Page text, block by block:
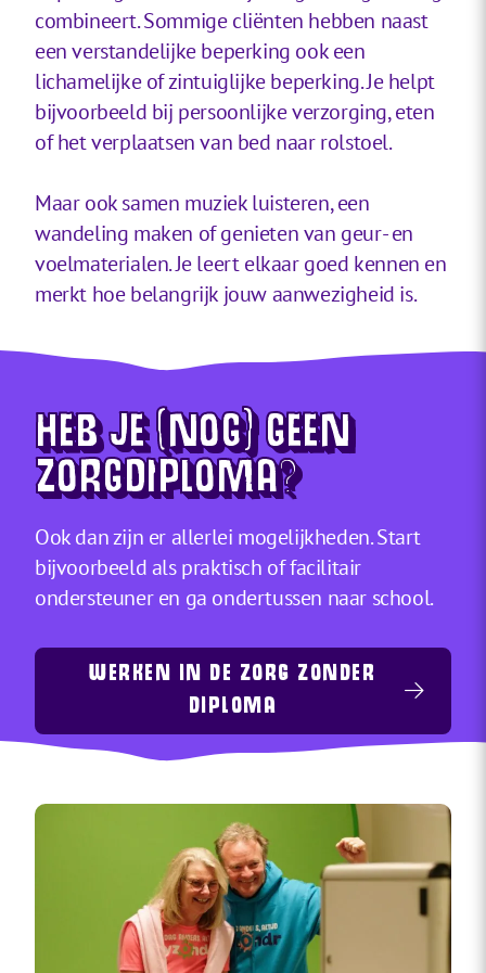
combineert. Sommige cliënten hebben naast
een verstandelijke beperking ook een
lichamelijke of zintuiglijke beperking. Je helpt
bijvoorbeeld bij persoonlijke verzorging, eten
of het verplaatsen van bed naar rolstoel.
Maar ook samen muziek luisteren, een
wandeling maken of genieten van geur- en
voelmaterialen. Je leert elkaar goed kennen en
merkt hoe belangrijk jouw aanwezigheid is.
HEB JE (NOG) GEEN
ZORGDIPLOMA?
Ook dan zijn er allerlei mogelijkheden. Start
bijvoorbeeld als praktisch of facilitair
ondersteuner en ga ondertussen naar school.
WERKEN IN DE ZORG ZONDER
DIPLOMA